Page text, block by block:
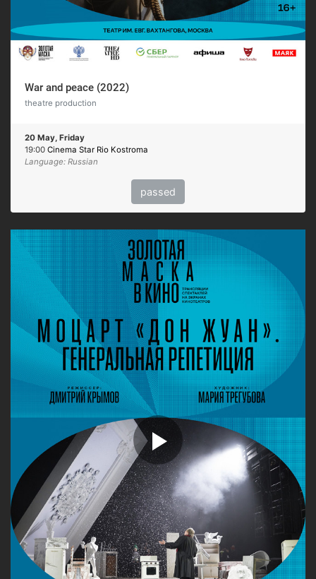
War and peace (2022)
theatre production
20 May, Friday
19:00 Cinema Star Rio Kostroma
Language: Russian
passed